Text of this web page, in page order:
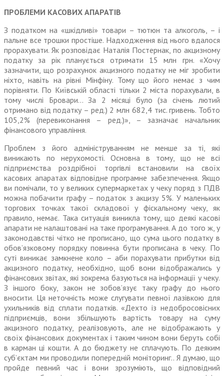
ПРОБЛЕМИ КАСОВИХ АПАРАТІВ
З податком на «шкідливі» товари – тютюн та алкоголь, – і
пальне все трошки простіше. Надходження від нього вдалося
прорахувати. Як розповідає Наталія Постернак, по акцизному
податку за рік планується отримати 15 млн грн. «Хочу
зазначити, що розрахунок акцизного податку не міг зробити
ніхто, навіть на рівні Мінфіну. Тому що його немає з чим
порівняти. По Київській області тільки 2 міста порахували, в
тому числі Бровари… За 2 місяці було (за січень лютий
отримано від податку – ред.) 2 млн 682,4 тис. гривень. Тобто
105,2% (перевиконання – ред.)», – зазначає начальник
фінансового управління.
Проблем з його адмініструванням не менше за ті, які
виникають по нерухомості. Основна в тому, що не всі
підприємства роздрібної торгівлі встановили на своїх
касових апаратах відповідне програмне забезпечення. Якщо
ви помічали, то у великих супермаркетах у чеку поряд з ПДВ
можна побачити графу – податок з акцизу 5%. У маленьких
торгових точках такої складової у фіскальному чеку, як
правило, немає. Така ситуація виникла тому, що деякі касові
апарати не налаштовані на таке програмування. А до того ж, у
законодавстві чітко не прописано, що сума цього податку в
обов’язковому порядку повинна бути прописана в чеку. По
суті виникає замкнене коло – аби порахувати прибутки від
акцизного податку, необхідно, щоб вони відображались у
фінансових звітах, які зокрема базуються на інформації у чеку.
З іншого боку, закон не зобов’язує таку графу до нього
вносити. Ця неточність може слугувати певної лазівкою для
ухильників від сплати податків. «Дехто із недобросовісних
підприємців, вони збільшують вартість товару на суму
акцизного податку, реалізовують, але не відображають у
своїх фінансових документах і таким чином вони беруть собі
в карман ці кошти. А до бюджету не сплачують. По деяким
суб’єктам ми проводили попередній моніторинг.. Я думаю, що
пройде певний час і вони зрозуміють, що відповідний